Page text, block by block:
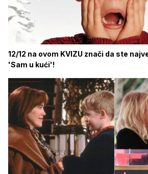
12/12 na ovom KVIZU znači da ste
'Sam u kući'!